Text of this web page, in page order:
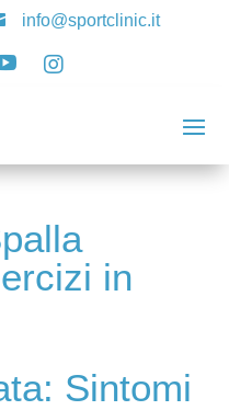
info@sportclinic.it

in
Sintomi